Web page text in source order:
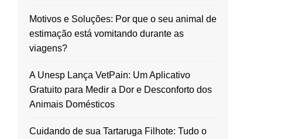
Motivos e Soluções: Por que o seu animal de
estimação está vomitando durante as
viagens?
A Unesp Lança VetPain: Um Aplicativo
Gratuito para Medir a Dor e Desconforto dos
Animais Domésticos
Cuidando de sua Tartaruga Filhote: Tudo o